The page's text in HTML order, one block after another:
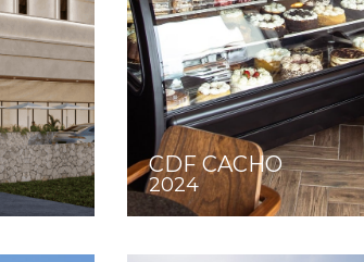
CDF CACHO
2024